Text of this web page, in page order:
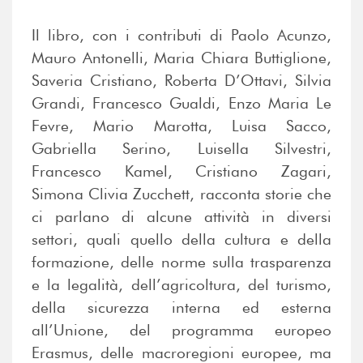
Il libro, con i contributi di Paolo Acunzo,
Mauro Antonelli, Maria Chiara Buttiglione,
Saveria Cristiano, Roberta D’Ottavi, Silvia
Grandi, Francesco Gualdi, Enzo Maria Le
Fevre, Mario Marotta, Luisa Sacco,
Gabriella Serino, Luisella Silvestri,
Francesco Kamel, Cristiano Zagari,
Simona Clivia Zucchett, racconta storie che
ci parlano di alcune attività in diversi
settori, quali quello della cultura e della
formazione, delle norme sulla trasparenza
e la legalità, dell’agricoltura, del turismo,
della sicurezza interna ed esterna
all’Unione, del programma europeo
Erasmus, delle macroregioni europee, ma